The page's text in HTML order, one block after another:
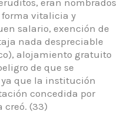
forma vitalicia y
salario, exención de
nada despreciable
alojamiento gratuito
de que se
que la institución
concedida por
creó. (33)